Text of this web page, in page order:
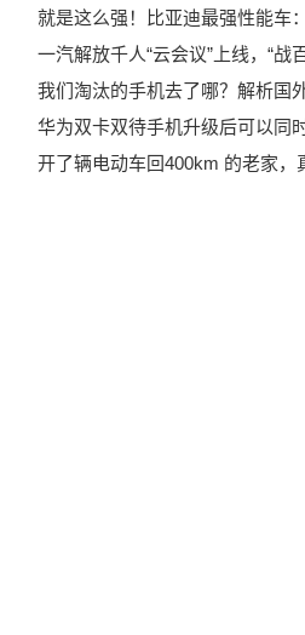
就是这么强！比亚迪最强性能车
一汽解放千人“云会议”上线，“战
我们淘汰的手机去了哪？解析国
华为双卡双待手机升级后可以同
开了辆电动车回400km 的老家，